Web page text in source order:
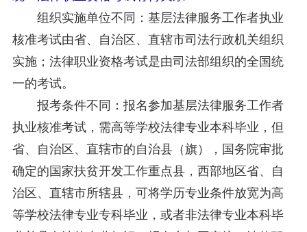
组织实施单位不同：基层法律服务工作者执业
核准考试由省、自治区、直辖市司法行政机关组织
实施；法律职业资格考试是由司法部组织的全国统
一的考试。
报考条件不同：报名参加基层法律服务工作者
执业核准考试，需高等学校法律专业本科毕业，但
省、自治区、直辖市的自治县（旗），国务院审批
确定的国家扶贫开发工作重点县，西部地区省、自
治区、直辖市所辖县，可将学历专业条件放宽为高
等学校法律专业专科毕业，或者非法律专业本科毕